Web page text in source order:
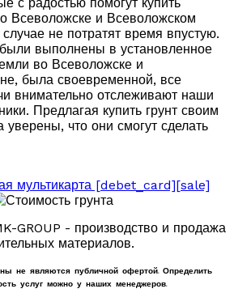
Всеволожске и Всеволожском
не потратят время впустую.
выполнены в установленное
во Всеволожске и
была своевременной, все
внимательно отслеживают наши
Предлагая купить грунт своим
уверены, что они смогут сделать
GROUP - производство и продажа
материалов.
не являются публичной офертой. Определить
услуг можно у наших менеджеров.